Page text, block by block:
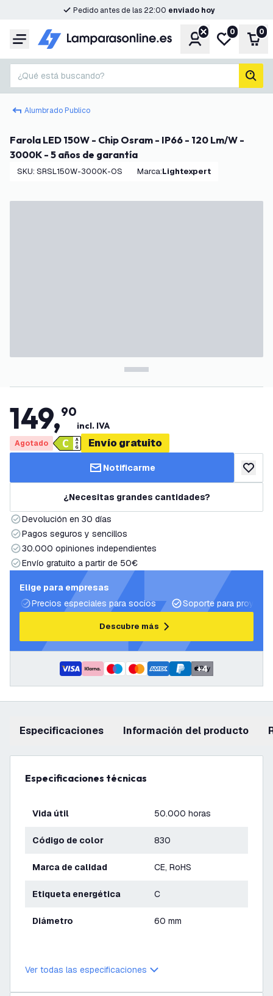
Pedido antes de las 22:00 enviado hoy
Menú CuentaMi lista de
0 0
¿Qué está buscando?
Alumbrado Publico
Farola LED 150W - Chip Osram - IP66 - 120 Lm/W -
3000K - 5 años de garantía
SKU: SRSL150W-3000K-OS Marca: Lightexpert
149,90
incl. IVA
Agotado Envío gratuito
Notificarme añadir
¿Necesitas grandes cantidades?
Devolución en 30 días
Pagos seguros y sencillos
30.000 opiniones independientes
Envío gratuito a partir de 50€
Elige para empresas
Precios especiales para socios
Soporte para
Descubre más
+4
Especificaciones información del producto
Especificaciones técnicas
Vida útil 50.000 horas
Código de color 830
Marca de calidad CE, RoHS
Etiqueta energética C
Diámetro 60 mm
Ver todas las especificaciones